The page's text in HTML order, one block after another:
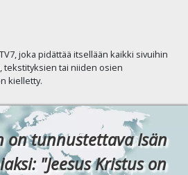
joka pidättää itsellään kaikki sivuihin
tekstityksien tai niiden osien
kielletty.
on tunnustettava Isän
"Jeesus Kristus on